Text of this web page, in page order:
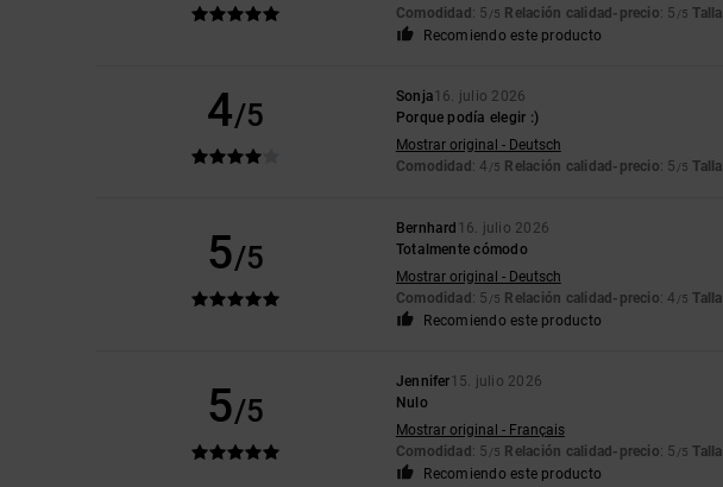
Comodidad : 5 /5 Relación calidad-precio: 5 /5 Talla
Recomiendo este producto
4/5
Sonja16. julio 2026
Porque podía elegir :)
Mostrar original - Deutsch
Comodidad : 4 /5 Relación calidad-precio: 5 /5 Talla
5/5
Bernhard 16. julio 2026
Totalmente cómodo
Mostrar original - Deutsch
Comodidad : 5 /5 Relación calidad-precio: 4 /5 Talla
Recomiendo este producto
5/5
Jennifer15. julio 2026
Nulo
Mostrar original - Français
Comodidad : 5 /5 Relación calidad-precio: 5 /5 Talla
Recomiendo este producto